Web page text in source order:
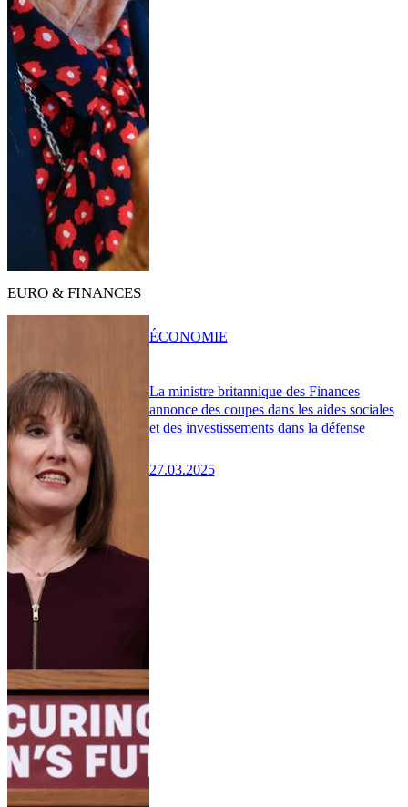
EURO & FINANCES
La ministre britannique des Finances
annonce des coupes dans les aides sociales
et des investissements dans la défense
27.03.2025
ÉCONOMIE